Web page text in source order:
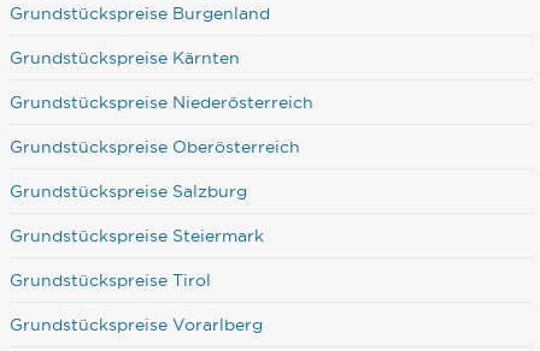
Grundstückspreise Burgenland
Grundstückspreise Kärnten
Grundstückspreise Niederösterreich
Grundstückspreise Oberösterreich
Grundstückspreise Salzburg
Grundstückspreise Steiermark
Grundstückspreise Tirol
Grundstückspreise Vorarlberg